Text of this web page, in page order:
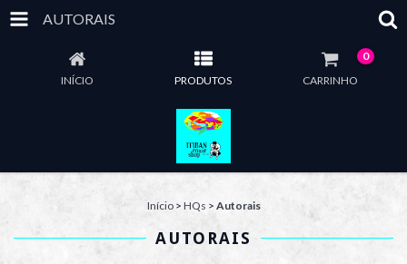
AUTORAIS
INÍCIO PRODUTOS CARRINHO
0
Início > HQs > Autorais
AUTORAIS